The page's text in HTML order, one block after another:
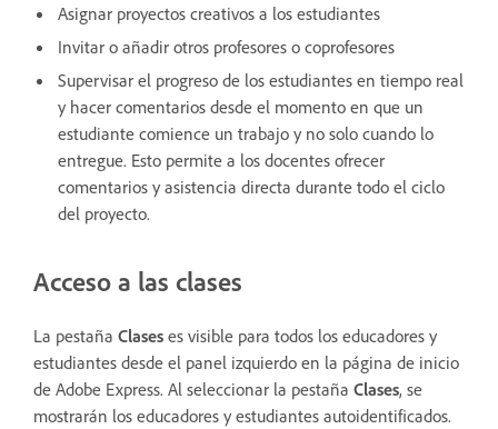
Asignar proyectos creativos a los estudiantes
Invitar o añadir otros profesores o coprofesores
Supervisar el progreso de los estudiantes en tiempo real
y hacer comentarios desde el momento en que un
estudiante comience un trabajo y no solo cuando lo
entregue. Esto permite a los docentes ofrecer
comentarios y asistencia directa durante todo el ciclo
del proyecto.
Acceso a las clases
La pestaña Clases es visible para todos los educadores y
estudiantes desde el panel izquierdo en la página de inicio
de Adobe Express. Al seleccionar la pestaña Clases, se
mostrarán los educadores y estudiantes autoidentificados.